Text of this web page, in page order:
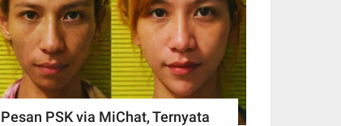
Pesan PSK via MiChat, Ternyata